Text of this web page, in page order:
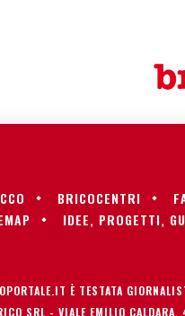
BRICOCENTRI
IDEE, PROGETTI,
È TESTATA
SRL - VIALE EMILIO